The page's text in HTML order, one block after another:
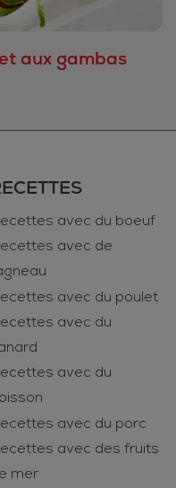
aux gambas
avec du boeuf
avec de
avec du poulet
avec du
avec du
avec du porc
avec des fruits
mer